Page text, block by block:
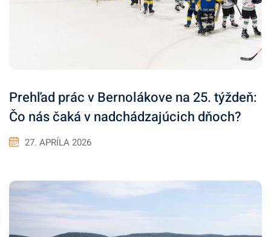
Prehľad prác v Bernolákove na 25. týždeň:
Čo nás čaká v nadchádzajúcich dňoch?
27. APRÍLA 2026